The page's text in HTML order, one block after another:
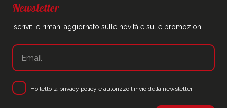
Newsletter
Iscriviti e rimani aggiornato sulle novità e sulle promozioni
Ho letto la privacy policy e autorizzo l'invio della newsletter